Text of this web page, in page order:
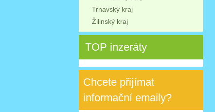
Trnavský kraj
Žilinský kraj
TOP inzeráty
Chcete přijímat
informační emaily?